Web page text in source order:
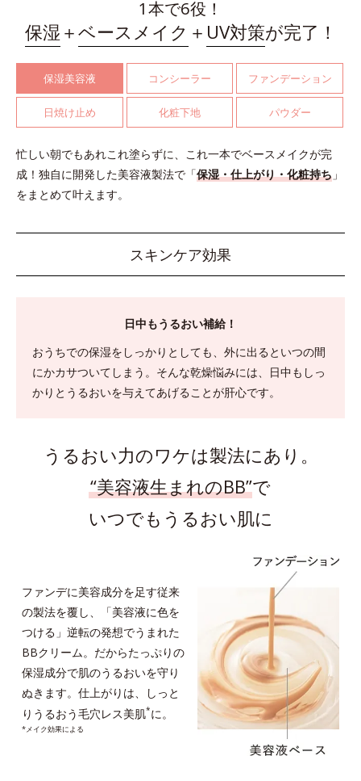
1本で6役！
保湿＋ベースメイク ＋ UV対策が完了！
保湿美容液 コンシーラー ファンデーション
日焼け止め 化粧下地 パウダー
忙しい朝でもあれこれ塗らずに、これ一本でベースメイクが完
成！ 独自に開発した美容液製法で「保湿・仕上がり・化粧持ち 」
をまとめて叶えます。
スキンケア効果
日中もうるおい補給！
おうちでの保湿をしっかりとしても、外に出るといつの間
にかカサついてしまう。 そんな乾燥悩みには、日中もしっ
かりとうるおいを与えてあげることが肝心です。
うるおい力のワケは製法にあり。
“美容液生まれのBB”で
いつでもうるおい肌に
ファンデに美容成分を足す従来
の製法を覆し、「美容液に色を
つける」逆転の発想でうまれた
BBクリーム。だからたっぷりの
保湿成分で肌のうるおいを守り
ぬきます。仕上がりは、しっと
りうるおう毛穴レス美肌*に。
*メイク効果による